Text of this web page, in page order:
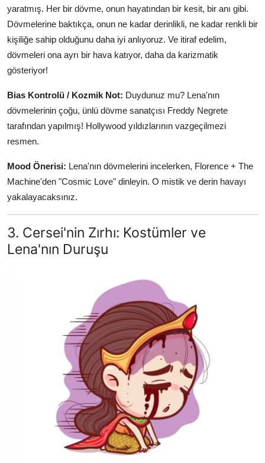
yaratmış. Her bir dövme, onun hayatından bir kesit, bir anı gibi.
Dövmelerine baktıkça, onun ne kadar derinlikli, ne kadar renkli bir
kişiliğe sahip olduğunu daha iyi anlıyoruz. Ve itiraf edelim,
dövmeleri ona ayrı bir hava katıyor, daha da karizmatik
gösteriyor!
Bias Kontrolü / Kozmik Not: Duydunuz mu? Lena'nın
dövmelerinin çoğu, ünlü dövme sanatçısı Freddy Negrete
tarafından yapılmış! Hollywood yıldızlarının vazgeçilmezi
resmen.
Mood Önerisi: Lena'nın dövmelerini incelerken, Florence + The
Machine'den "Cosmic Love" dinleyin. O mistik ve derin havayı
yakalayacaksınız.
3. Cersei'nin Zırhı: Kostümler ve
Lena'nın Duruşu